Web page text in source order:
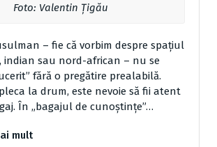
Foto: Valentin Țigău
– fie că vorbim despre spaţiul
indian sau nord-african – nu se
fără o pregătire prealabilă.
la drum, este nevoie să fii atent
În „bagajul de cunoştinţe”…
mult